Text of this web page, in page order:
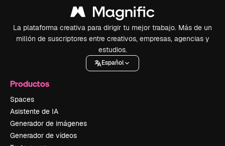
La plataforma creativa para dirigir tu mejor trabajo. Más de un
millón de suscriptores entre creativos, empresas, agencias y
estudios.
Español
Productos
Spaces
Asistente de IA
Generador de imágenes
Generador de vídeos